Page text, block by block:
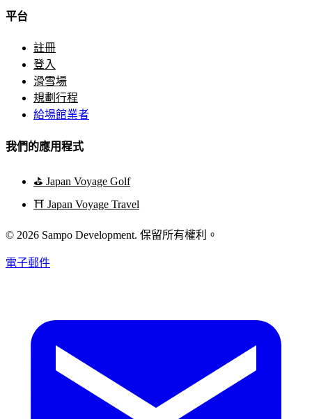
平台
註冊
登入
滑雪場
規劃行程
給場館業者
我們的應用程式
⛳ Japan Voyage Golf
⛩️ Japan Voyage Travel
© 2026 Sampo Development. 保留所有權利。
電子郵件